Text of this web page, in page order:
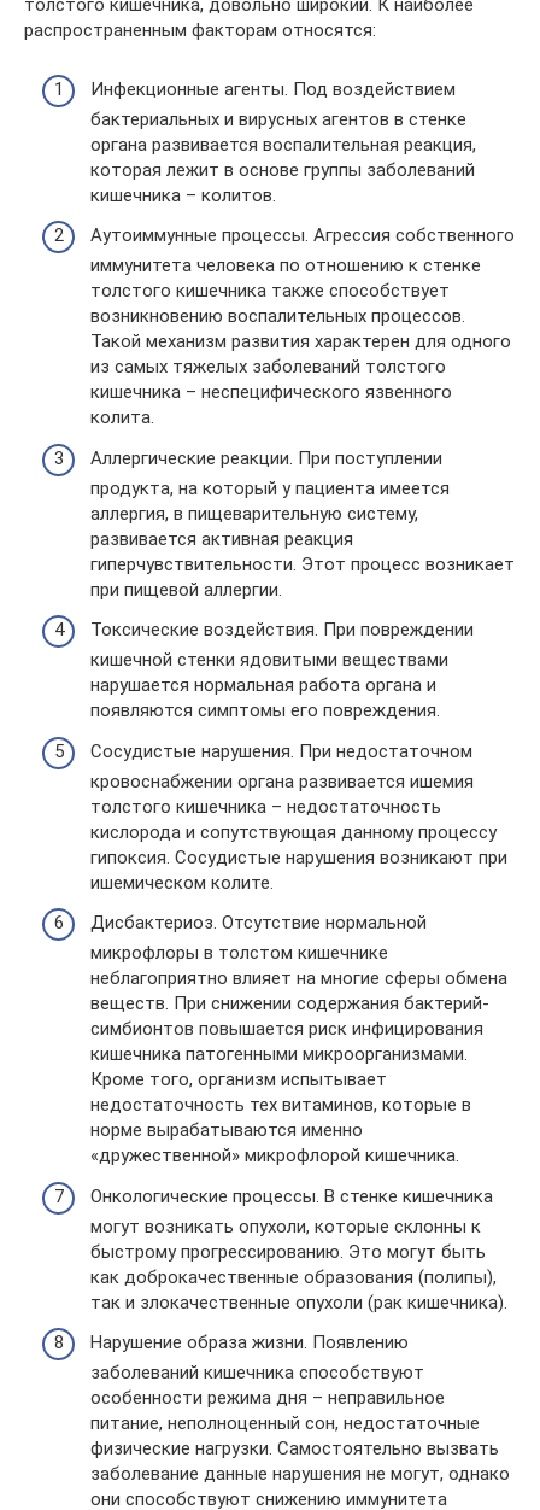
толстого кишечника, довольно широкий. К наиболее
распространенным факторам относятся:
Инфекционные агенты. Под воздействием
бактериальных и вирусных агентов в стенке
органа развивается воспалительная реакция,
которая лежит в основе группы заболеваний
кишечника – колитов.
Аутоиммунные процессы. Агрессия собственного
иммунитета человека по отношению к стенке
толстого кишечника также способствует
возникновению воспалительных процессов.
Такой механизм развития характерен для одного
из самых тяжелых заболеваний толстого
кишечника – неспецифического язвенного
колита.
Аллергические реакции. При поступлении
продукта, на который у пациента имеется
аллергия, в пищеварительную систему,
развивается активная реакция
гиперчувствительности. Этот процесс возникает
при пищевой аллергии.
Токсические воздействия. При повреждении
кишечной стенки ядовитыми веществами
нарушается нормальная работа органа и
появляются симптомы его повреждения.
Сосудистые нарушения. При недостаточном
кровоснабжении органа развивается ишемия
толстого кишечника – недостаточность
кислорода и сопутствующая данному процессу
гипоксия. Сосудистые нарушения возникают при
ишемическом колите.
Дисбактериоз. Отсутствие нормальной
микрофлоры в толстом кишечнике
неблагоприятно влияет на многие сферы обмена
веществ. При снижении содержания бактерий-
симбионтов повышается риск инфицирования
кишечника патогенными микроорганизмами.
Кроме того, организм испытывает
недостаточность тех витаминов, которые в
норме вырабатываются именно
«дружественной» микрофлорой кишечника.
Онкологические процессы. В стенке кишечника
могут возникать опухоли, которые склонны к
быстрому прогрессированию. Это могут быть
как доброкачественные образования (полипы),
так и злокачественные опухоли (рак кишечника).
Нарушение образа жизни. Появлению
заболеваний кишечника способствуют
особенности режима дня – неправильное
питание, неполноценный сон, недостаточные
физические нагрузки. Самостоятельно вызвать
заболевание данные нарушения не могут, однако
они способствуют снижению иммунитета